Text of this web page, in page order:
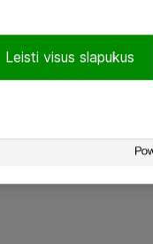
Leisti visus slapukus